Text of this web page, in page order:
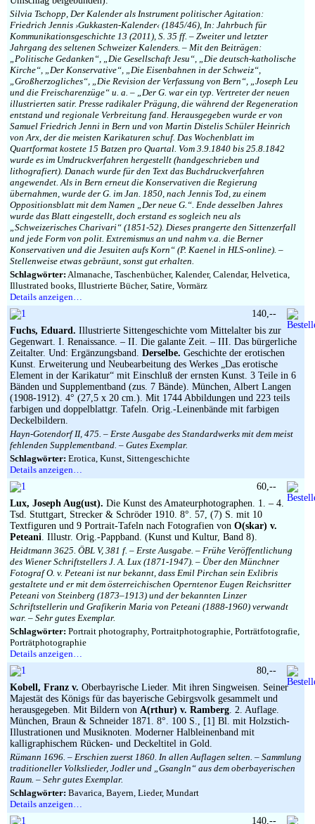
Silvia Tschopp, Der Kalender als Instrument politischer Agitation:
Friedrich Jennis ›Gukkasten-Kalender‹ (1845/46), In: Jahrbuch für
Kommunikationsgeschichte 13 (2011), S. 35 ff. – Zweiter und letzter
Jahrgang des seltenen Schweizer Kalenders. – Mit den Beiträgen:
„Politische Gedanken“, „Die Gesellschaft Jesu“, „Die deutsch-katholische
Kirche“, „Der Konservative“, „Die Eisenbahnen in der Schweiz“,
„Großherzogliches“, „Die Revision der Verfassung von Bern“, „Joseph Leu
und die Freischarenzüge“ u. a. – „Der G. war ein typ. Vertreter der neuen
illustrierten satir. Presse radikaler Prägung, die während der Regeneration
entstand und regionale Verbreitung fand. Herausgegeben wurde er von
Samuel Friedrich Jenni in Bern und von Martin Distelis Schüler Heinrich
von Arx, der die meisten Karikaturen schuf. Das Wochenblatt im
Quartformat kostete 15 Batzen pro Quartal. Vom 3.9.1840 bis 25.8.1842
wurde es im Umdruckverfahren hergestellt (handgeschrieben und
lithografiert). Danach wurde für den Text das Buchdruckverfahren
angewendet. Als in Bern erneut die Konservativen die Regierung
übernahmen, wurde der G. im Jan. 1850, nach Jennis Tod, zu einem
Oppositionsblatt mit dem Namen „Der neue G.“. Ende desselben Jahres
wurde das Blatt eingestellt, doch erstand es sogleich neu als
„Schweizerisches Charivari“ (1851-52). Dieses prangerte den Sittenzerfall
und jede Form von polit. Extremismus an und nahm v.a. die Berner
Konservativen und die Jesuiten aufs Korn“ (P. Kaenel in HLS-online). –
Stellenweise etwas gebräunt, sonst gut erhalten.
Schlagwörter: Almanache, Taschenbücher, Kalender, Calendar, Helvetica,
Illustrated books, Illustrierte Bücher, Satire, Vormärz
Details anzeigen…
Fuchs, Eduard. Illustrierte Sittengeschichte vom Mittelalter bis zur
Gegenwart. I. Renaissance. – II. Die galante Zeit. – III. Das bürgerliche
Zeitalter. Und: Ergänzungsband. Derselbe. Geschichte der erotischen
Kunst. Erweiterung und Neubearbeitung des Werkes „Das erotische
Element in der Karikatur“ mit Einschluß der ernsten Kunst. 3 Teile in 6
Bänden und Supplementband (zus. 7 Bände). München, Albert Langen
(1908-1912). 4° (27,5 x 20 cm.). Mit 1744 Abbildungen und 223 teils
farbigen und doppelblattgr. Tafeln. Orig.-Leinenbände mit farbigen
Deckelbildern.
Hayn-Gotendorf II, 475. – Erste Ausgabe des Standardwerks mit dem meist
fehlenden Supplementband. – Gutes Exemplar.
Schlagwörter: Erotica, Kunst, Sittengeschichte
Details anzeigen…
140,--
Lux, Joseph Aug(ust). Die Kunst des Amateurphotographen. 1. – 4.
Tsd. Stuttgart, Strecker & Schröder 1910. 8°. 57, (7) S. mit 10
Textfiguren und 9 Portrait-Tafeln nach Fotografien von O(skar) v.
Peteani. Illustr. Orig.-Pappband. (Kunst und Kultur, Band 8).
Heidtmann 3625. ÖBL V, 381 f. – Erste Ausgabe. – Frühe Veröffentlichung
des Wiener Schriftstellers J. A. Lux (1871-1947). – Über den Münchner
Fotograf O. v. Peteani ist nur bekannt, dass Emil Pirchan sein Exlibris
gestaltete und er mit dem österreichischen Operntenor Eugen Reichsritter
Peteani von Steinberg (1873–1913) und der bekannten Linzer
Schriftstellerin und Grafikerin Maria von Peteani (1888-1960) verwandt
war. – Sehr gutes Exemplar.
Schlagwörter: Portrait photography, Portraitphotographie, Porträtfotografie,
Porträtphotographie
Details anzeigen…
60,--
Kobell, Franz v. Oberbayrische Lieder. Mit ihren Singweisen. Seiner
Majestät des Königs für das bayerische Gebirgsvolk gesammelt und
herausgegeben. Mit Bildern von A(rthur) v. Ramberg. 2. Auflage.
München, Braun & Schneider 1871. 8°. 100 S., [1] Bl. mit Holzstich-
Illustrationen und Musiknoten. Moderner Halbleinenband mit
kalligraphischem Rücken- und Deckeltitel in Gold.
Rümann 1696. – Erschien zuerst 1860. In allen Auflagen selten. – Sammlung
traditioneller Volkslieder, Jodler und „Gsangln“ aus dem oberbayerischen
Raum. – Sehr gutes Exemplar.
Schlagwörter: Bavarica, Bayern, Lieder, Mundart
Details anzeigen…
80,--
140,--